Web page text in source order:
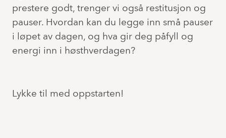
prestere godt, trenger vi også restitusjon og
pauser. Hvordan kan du legge inn små pauser
i løpet av dagen, og hva gir deg påfyll og
energi inn i høsthverdagen?
Lykke til med oppstarten!